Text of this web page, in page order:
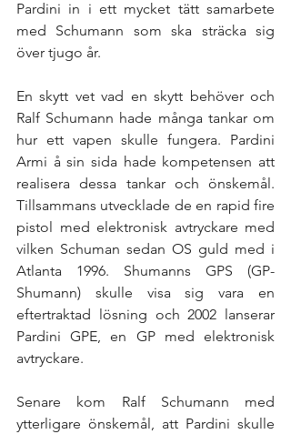
Pardini in i ett mycket tätt samarbete
med Schumann som ska sträcka sig
över tjugo år.
En skytt vet vad en skytt behöver och
Ralf Schumann hade många tankar om
hur ett vapen skulle fungera. Pardini
Armi å sin sida hade kompetensen att
realisera dessa tankar och önskemål.
Tillsammans utvecklade de en rapid fire
pistol med elektronisk avtryckare med
vilken Schuman sedan OS guld med i
Atlanta 1996. Shumanns GPS (GP-
Shumann) skulle visa sig vara en
eftertraktad lösning och 2002 lanserar
Pardini GPE, en GP med elektronisk
avtryckare.
Senare kom Ralf Schumann med
ytterligare önskemål, att Pardini skulle